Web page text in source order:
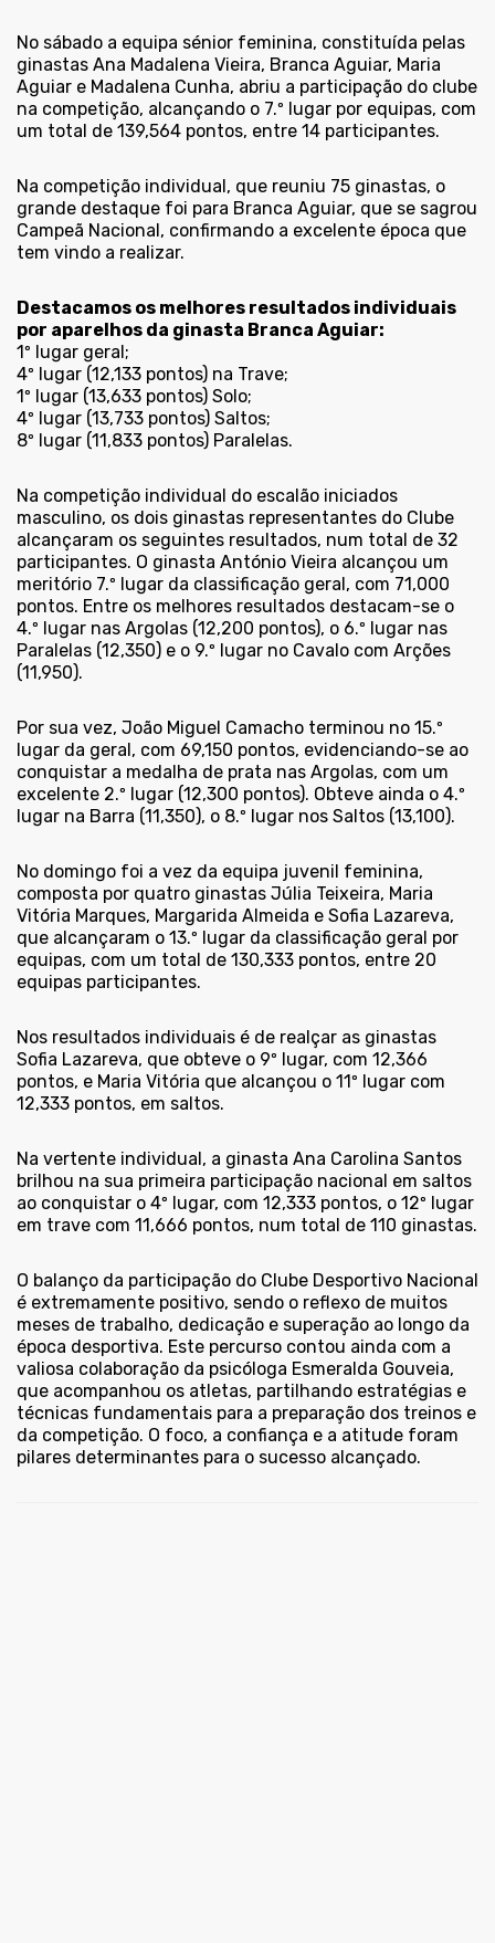
No sábado a equipa sénior feminina, constituída pelas
ginastas Ana Madalena Vieira, Branca Aguiar, Maria
Aguiar e Madalena Cunha, abriu a participação do clube
na competição, alcançando o 7.º lugar por equipas, com
um total de 139,564 pontos, entre 14 participantes.
Na competição individual, que reuniu 75 ginastas, o
grande destaque foi para Branca Aguiar, que se sagrou
Campeã Nacional, confirmando a excelente época que
tem vindo a realizar.
Destacamos os melhores resultados individuais
por aparelhos da ginasta Branca Aguiar:
1º lugar geral;
4º lugar (12,133 pontos) na Trave;
1º lugar (13,633 pontos) Solo;
4º lugar (13,733 pontos) Saltos;
8º lugar (11,833 pontos) Paralelas.
Na competição individual do escalão iniciados
masculino, os dois ginastas representantes do Clube
alcançaram os seguintes resultados, num total de 32
participantes. O ginasta António Vieira alcançou um
meritório 7.º lugar da classificação geral, com 71,000
pontos. Entre os melhores resultados destacam-se o
4.º lugar nas Argolas (12,200 pontos), o 6.º lugar nas
Paralelas (12,350) e o 9.º lugar no Cavalo com Arções
(11,950).
Por sua vez, João Miguel Camacho terminou no 15.º
lugar da geral, com 69,150 pontos, evidenciando-se ao
conquistar a medalha de prata nas Argolas, com um
excelente 2.º lugar (12,300 pontos). Obteve ainda o 4.º
lugar na Barra (11,350), o 8.º lugar nos Saltos (13,100).
No domingo foi a vez da equipa juvenil feminina,
composta por quatro ginastas Júlia Teixeira, Maria
Vitória Marques, Margarida Almeida e Sofia Lazareva,
que alcançaram o 13.º lugar da classificação geral por
equipas, com um total de 130,333 pontos, entre 20
equipas participantes.
Nos resultados individuais é de realçar as ginastas
Sofia Lazareva, que obteve o 9º lugar, com 12,366
pontos, e Maria Vitória que alcançou o 11º lugar com
12,333 pontos, em saltos.
Na vertente individual, a ginasta Ana Carolina Santos
brilhou na sua primeira participação nacional em saltos
ao conquistar o 4º lugar, com 12,333 pontos, o 12º lugar
em trave com 11,666 pontos, num total de 110 ginastas.
O balanço da participação do Clube Desportivo Nacional
é extremamente positivo, sendo o reflexo de muitos
meses de trabalho, dedicação e superação ao longo da
época desportiva. Este percurso contou ainda com a
valiosa colaboração da psicóloga Esmeralda Gouveia,
que acompanhou os atletas, partilhando estratégias e
técnicas fundamentais para a preparação dos treinos e
da competição. O foco, a confiança e a atitude foram
pilares determinantes para o sucesso alcançado.